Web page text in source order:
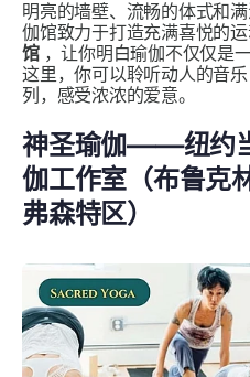
明亮的墙壁、流畅的体式和
伽馆致力于打造充满喜悦的
馆，让你明白瑜伽不仅仅是
这里，你可以聆听动人的音
列，感受浓浓的爱意。
神圣瑜伽——纽约
伽工作室（布鲁克
弗森特区）